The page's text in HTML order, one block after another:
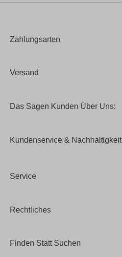
Zahlungsarten
Versand
Das Sagen Kunden Über Uns:
Kundenservice & Nachhaltigkeit
Service
Rechtliches
Finden Statt Suchen